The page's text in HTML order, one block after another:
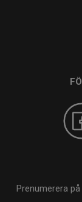
Prenumerera